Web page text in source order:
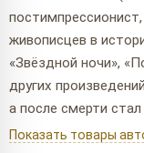
живописцев в
«Звёздной ночи»,
других
а после смерти
Показать товары